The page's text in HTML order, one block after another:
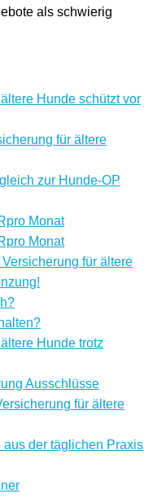
als schwierig
Hunde schützt vor
für ältere
zur Hunde-OP
Monat
Monat
für ältere
Hunde trotz
Ausschlüsse
für ältere
der täglichen Praxis